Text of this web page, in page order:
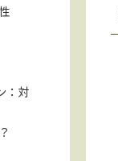
：対